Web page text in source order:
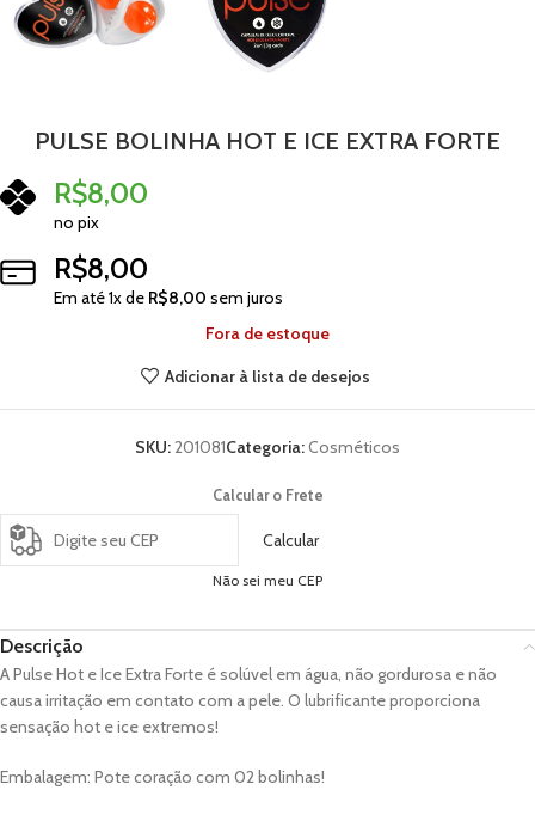
PULSE BOLINHA HOT E ICE EXTRA FORTE
R$8,00
no pix
R$8,00
Em até1x de R$8,00 sem juros
Fora de estoque
Adicionar à lista de desejos
SKU:201081Categoria:Cosméticos
Calcular o Frete
Calcular
Não sei meu CEP
Descrição
A Pulse Hot e Ice Extra Forte é solúvel em água, não gordurosa e não
causa irritação em contato com a pele. O lubrificante proporciona
sensação hot e ice extremos!
Embalagem: Pote coração com 02 bolinhas!